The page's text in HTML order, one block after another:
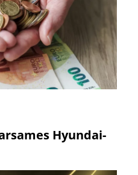
Hyundai-